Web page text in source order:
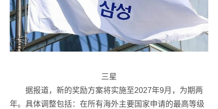
三星
据报道，新的奖励方案将实施至2027年9月，为期两
年。具体调整包括：在所有海外主要国家申请的最高等级